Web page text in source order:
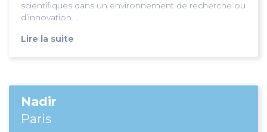
scientifiques dans un environnement de recherche ou
d’innovation. ...
Lire la suite
Nadir
Paris